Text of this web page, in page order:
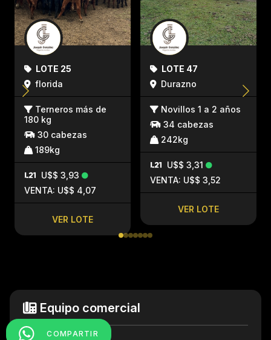
LOTE 25
florida
Terneros más de
180 kg
30 cabezas
189kg
U$$ 3,93
VENTA: U$$ 4,07
VER LOTE
LOTE 47
Durazno
Novillos 1 a 2 años
34 cabezas
242kg
U$$ 3,31
VENTA: U$$ 3,52
VER LOTE
Equipo comercial
COMPARTIR